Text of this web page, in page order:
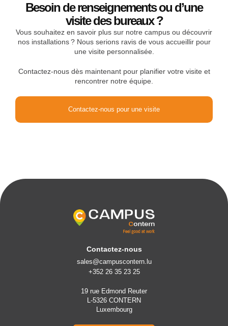
Besoin de renseignements ou d’une
visite des bureaux ?
Vous souhaitez en savoir plus sur notre campus ou découvrir
nos installations ? Nous serions ravis de vous accueillir pour
une visite personnalisée.
Contactez-nous dès maintenant pour planifier votre visite et
rencontrer notre équipe.
Contactez-nous pour une visite
Contactez-nous
sales@campuscontern.lu
+352 26 35 23 25
19 rue Edmond Reuter
L-5326 CONTERN
Luxembourg